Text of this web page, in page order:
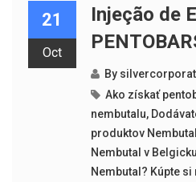
21
Oct
Injeção de
By
Ako získať
nembutalu,
produktov Nembutal
Nembutal v
Nembutal? Kúpte